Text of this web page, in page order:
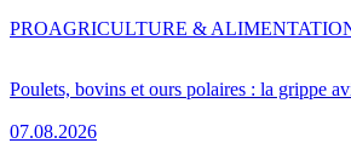
Poulets, bovins et ours polaires : la grippe
07.08.2026
PROAGRICULTURE &